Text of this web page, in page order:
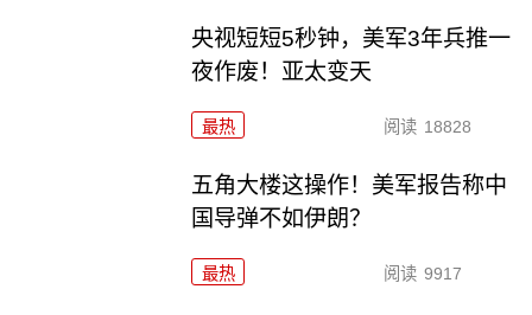
央视短短5秒钟，美军3年兵推一
夜作废！亚太变天
最热 阅读 18828
五角大楼这操作！美军报告称中
国导弹不如伊朗？
最热 阅读 9917